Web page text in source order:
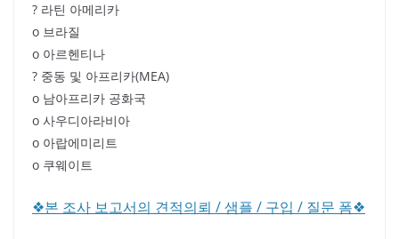
? 라틴 아메리카
o 브라질
o 아르헨티나
? 중동 및 아프리카(MEA)
o 남아프리카 공화국
o 사우디아라비아
o 아랍에미리트
o 쿠웨이트
❖본 조사 보고서의 견적의뢰 / 샘플 / 구입 / 질문 폼❖